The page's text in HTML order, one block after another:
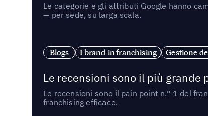
Le categorie e gli attributi Google hanno
— per sede, su larga scala.
Blogs I brand in franchising Gestione
Le recensioni sono il più
Le recensioni sono il pain point n.° 1 del
franchising efficace.